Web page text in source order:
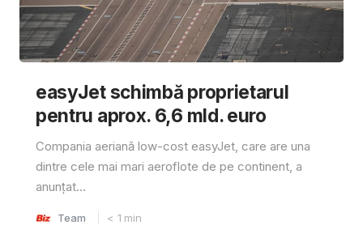
easyJet schimbă proprietarul
pentru aprox. 6,6 mld. euro
Compania aeriană low-cost easyJet, care are una
dintre cele mai mari aeroflote de pe continent, a
anunțat...
Team < 1 min